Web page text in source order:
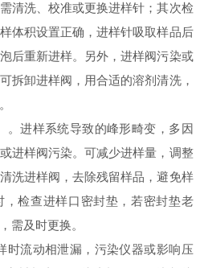
清洗、校准或更换进样针；其次检
体积设置正确，进样针吸取样品后
后重新进样。另外，进样阀污染或
拆卸进样阀，用合适的溶剂清洗，
。进样系统导致的峰形畸变，多因
进样阀污染。可减少进样量，调整
洗进样阀，去除残留样品，避免样
检查进样口密封垫，若密封垫老
需及时更换。
时流动相泄漏，污染仪器或影响压